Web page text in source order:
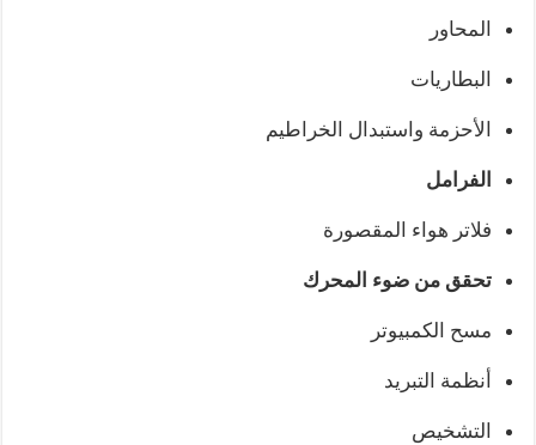
المحاور
البطاريات
الأحزمة واستبدال الخراطيم
الفرامل
فلاتر هواء المقصورة
تحقق من ضوء المحرك
مسح الكمبيوتر
أنظمة التبريد
التشخيص